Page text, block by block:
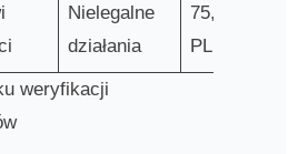
Nielegalne
działania
75,000
PLN
weryfikacji